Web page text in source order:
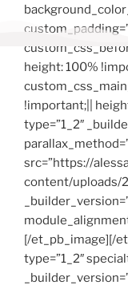
height: 100%
!important;||
type=”1_2″
src=”https://
content/uploads/
[/et_pb_image][/
type=”1_2″